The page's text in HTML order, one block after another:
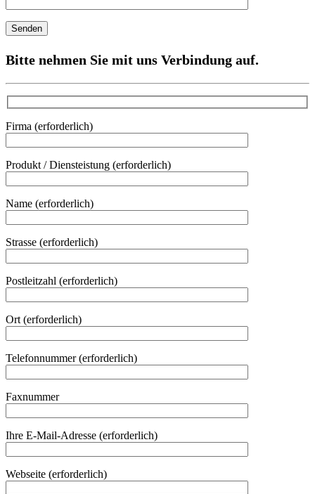
Bitte nehmen Sie mit uns Verbindung auf.
Firma (erforderlich)
Produkt / Diensteistung (erforderlich)
Name (erforderlich)
Strasse (erforderlich)
Postleitzahl (erforderlich)
Ort (erforderlich)
Telefonnummer (erforderlich)
Faxnummer
Ihre E-Mail-Adresse (erforderlich)
Webseite (erforderlich)